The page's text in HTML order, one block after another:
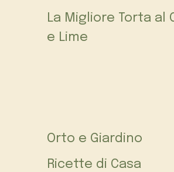
La Migliore Torta al
e Lime
Orto e Giardino
Ricette di Casa